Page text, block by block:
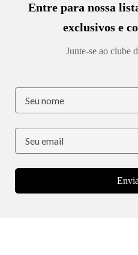
Entre para nossa
exclusivos e
Junte-se ao clube